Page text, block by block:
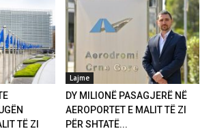
TË ZI
Lajme
DY MILIONË PASAGJERË NË
AEROPORTET E MALIT TË ZI
PËR SHTATË...